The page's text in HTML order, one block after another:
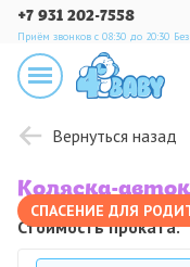
+7 931 202-7558
Приём звонков с 08:30 до 20:30
Вернуться назад
СПАСЕНИЕ ДЛЯ
Коляска-
Стоимость проката: